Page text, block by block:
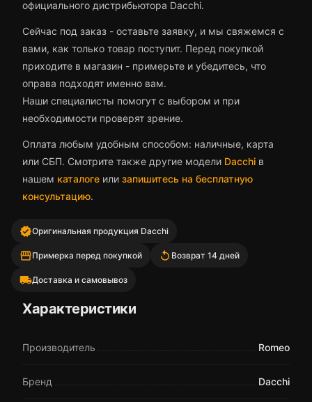
официального дистрибьютора Dacchi.
Сейчас под заказ - оставьте заявку, и мы свяжемся с
вами, как только товар поступит. Перед покупкой
приходите в магазин - примерьте и убедитесь, что
оправа подходят именно вам.
Наши специалисты помогут с выбором и при
необходимости проверят зрение.
Оплата любым удобным способом: наличные, карта
или СБП. Смотрите также другие модели Dacchi в
нашем каталоге или запишитесь на бесплатную
консультацию.
verifiedОригинальная продукция Dacchi
storefrontПримерка перед покупкой replay Возврат 14 дней
local_shippingДоставка и самовывоз
Характеристики
Производитель Romeo
Бренд Dacchi